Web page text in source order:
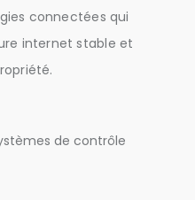
connectées qui
internet stable et
de contrôle